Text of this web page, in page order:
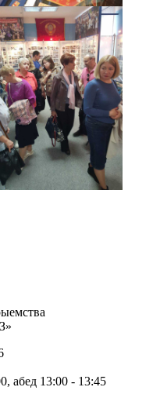
абед 13:00 - 13:45